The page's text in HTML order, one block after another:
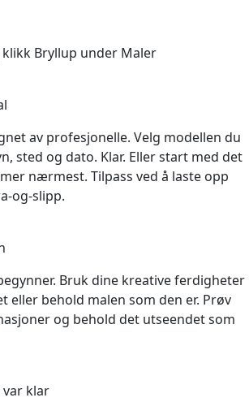
Bryllup under Maler
av profesjonelle. Velg modellen du
sted og dato. Klar. Eller start med det
nærmest. Tilpass ved å laste opp
og-slipp.
Bruk dine kreative ferdigheter
eller behold malen som den er. Prøv
og behold det utseendet som
klar